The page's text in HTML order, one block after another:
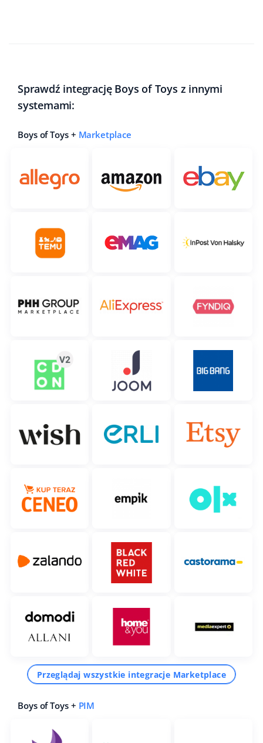
Sprawdź integrację Boys of Toys z innymi
systemami:
Boys of Toys + Marketplace
Przeglądaj wszystkie integracje Marketplace
Boys of Toys + PIM